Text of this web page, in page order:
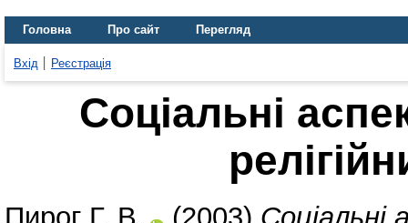
Головна Про сайт Перегляд
Вхід Реєстрація
Соціальні